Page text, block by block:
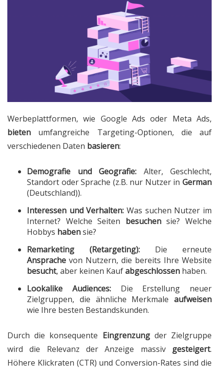
Werbeplattformen, wie Google Ads oder Meta Ads,
bieten umfangreiche Targeting-Optionen, die auf
verschiedenen Daten basieren:
Demografie und Geografie: Alter, Geschlecht,
Standort oder Sprache (z.B. nur Nutzer in German
(Deutschland)).
Interessen und Verhalten: Was suchen Nutzer im
Internet? Welche Seiten besuchensie? Welche
Hobbys habensie?
Remarketing (Retargeting): Die erneute
Ansprache von Nutzern, die bereits Ihre Website
besucht, aber keinen Kaufabgeschlossen haben.
Lookalike Audiences:Die Erstellung neuer
Zielgruppen, die ähnliche Merkmale aufweisen
wie Ihre besten Bestandskunden.
Durch die konsequente Eingrenzungder Zielgruppe
wird die Relevanz der Anzeige massiv gesteigert.
Höhere Klickraten (CTR) und Conversion-Rates sind die